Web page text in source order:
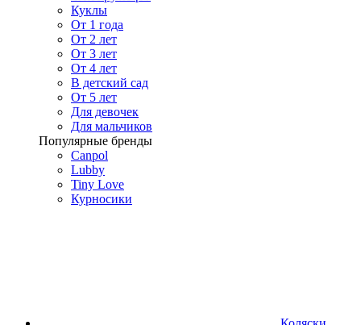
Куклы
От 1 года
От 2 лет
От 3 лет
От 4 лет
В детский сад
От 5 лет
Для девочек
Для мальчиков
Популярные бренды
Canpol
Lubby
Tiny Love
Курносики